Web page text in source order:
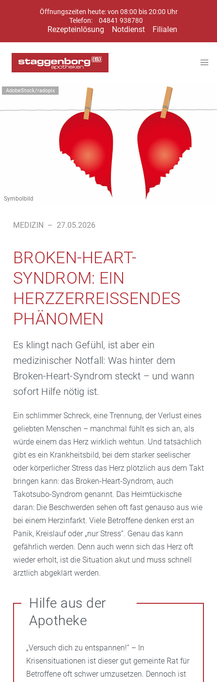
Öffnungszeiten heute: von 08:00 bis 20:00 Uhr
Telefon:
04841 938780
Rezepteinlösung Notdienst Filialen
AdobeStock/radopix
Symbolbild
MEDIZIN – 27.05.2026
BROKEN-HEART-
SYNDROM: EIN
HERZZERREISSENDES P
HÄNOMEN
Es klingt nach Gefühl, ist aber ein
medizinischer Notfall: Was hinter dem
Broken-Heart-Syndrom steckt – und wann
sofort Hilfe nötig ist.
Ein schlimmer Schreck, eine Trennung, der Verlust eines
geliebten Menschen – manchmal fühlt es sich an, als
würde einem das Herz wirklich wehtun. Und tatsächlich
gibt es ein Krankheitsbild, bei dem starker seelischer
oder körperlicher Stress das Herz plötzlich aus dem Takt
bringen kann: das Broken-Heart-Syndrom, auch
Takotsubo-Syndrom genannt. Das Heimtückische
daran: Die Beschwerden sehen oft fast genauso aus wie
bei einem Herzinfarkt. Viele Betroffene denken erst an
Panik, Kreislauf oder „nur Stress“. Genau das kann
gefährlich werden. Denn auch wenn sich das Herz oft
wieder erholt, ist die Situation akut und muss schnell
ärztlich abgeklärt werden.
Hilfe aus der
Apotheke
„Versuch dich zu entspannen!“ – In
Krisensituationen ist dieser gut gemeinte Rat für
Betroffene oft schwer umzusetzen. Dennoch ist